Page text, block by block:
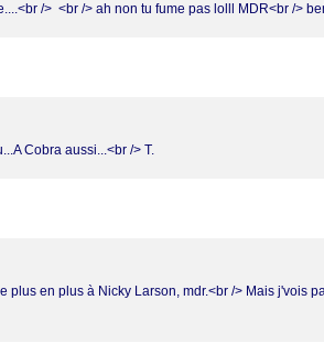
/> <br /> ah non tu fume pas lolll MDR<br />
Cobra aussi...<br /> T.
plus en plus à Nicky Larson, mdr.<br /> Mais j'vois